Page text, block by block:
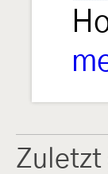
Zuletzt